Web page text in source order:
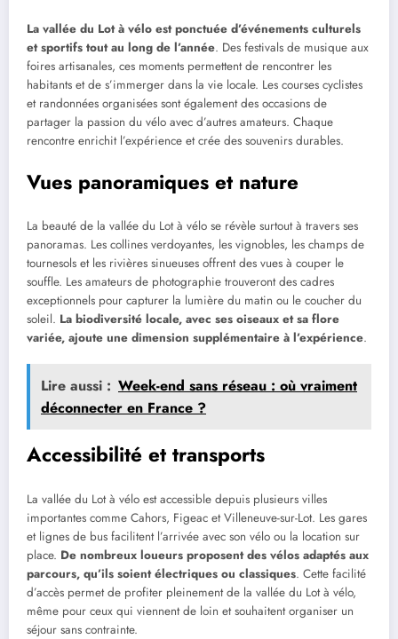
La vallée du Lot à vélo est ponctuée d’événements culturels
et sportifs tout au long de l’année. Des festivals de musique aux
foires artisanales, ces moments permettent de rencontrer les
habitants et de s’immerger dans la vie locale. Les courses cyclistes
et randonnées organisées sont également des occasions de
partager la passion du vélo avec d’autres amateurs. Chaque
rencontre enrichit l’expérience et crée des souvenirs durables.
Vues panoramiques et nature
La beauté de la vallée du Lot à vélo se révèle surtout à travers ses
panoramas. Les collines verdoyantes, les vignobles, les champs de
tournesols et les rivières sinueuses offrent des vues à couper le
souffle. Les amateurs de photographie trouveront des cadres
exceptionnels pour capturer la lumière du matin ou le coucher du
soleil. La biodiversité locale, avec ses oiseaux et sa flore
variée, ajoute une dimension supplémentaire à l’expérience.
Lire aussi : Week-end sans réseau : où vraiment
déconnecter en France ?
Accessibilité et transports
La vallée du Lot à vélo est accessible depuis plusieurs villes
importantes comme Cahors, Figeac et Villeneuve-sur-Lot. Les gares
et lignes de bus facilitent l’arrivée avec son vélo ou la location sur
place. De nombreux loueurs proposent des vélos adaptés aux
parcours, qu’ils soient électriques ou classiques. Cette facilité
d’accès permet de profiter pleinement de la vallée du Lot à vélo,
même pour ceux qui viennent de loin et souhaitent organiser un
séjour sans contrainte.